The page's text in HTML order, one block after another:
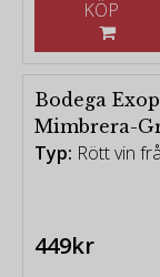
Bodega
Mimbrera-
Typ: Rött vin
449kr